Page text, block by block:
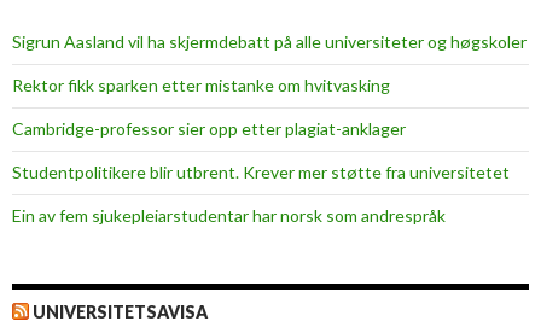
Sigrun Aasland vil ha skjerm­debatt på alle universiteter og høgskoler
Rektor fikk sparken etter mistanke om hvitvasking
Cambridge-professor sier opp etter plagiat-anklager
Studentpolitikere blir utbrent. Krever mer støtte fra universitetet
Ein av fem sjukepleiar­studentar har norsk som andrespråk
UNIVERSITETSAVISA